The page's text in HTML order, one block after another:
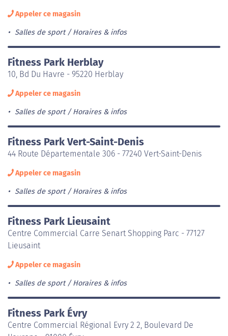
Appeler ce magasin
Salles de sport Horaires & infos
Fitness Park Herblay
10, Bd Du Havre - 95220 Herblay
Appeler ce magasin
Salles de sport Horaires & infos
Fitness Park Vert-Saint-Denis
44 Route Départementale 306 - 77240 Vert-Saint-Denis
Appeler ce magasin
Salles de sport Horaires & infos
Fitness Park Lieusaint
Centre Commercial Carre Senart Shopping Parc - 77127
Lieusaint
Appeler ce magasin
Salles de sport Horaires & infos
Fitness Park Évry
Centre Commercial Régional Evry 2 2, Boulevard De